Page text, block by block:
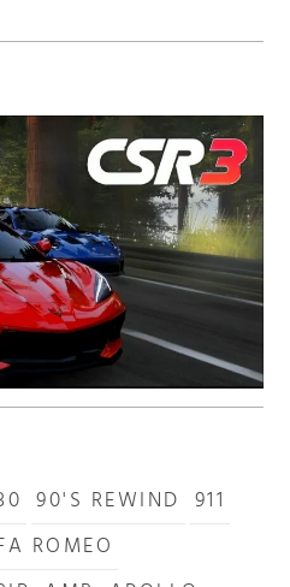
90'S REWIND 911
ROMEO